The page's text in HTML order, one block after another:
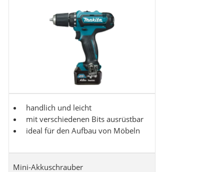
handlich und leicht
mit verschiedenen Bits ausrüstbar
ideal für den Aufbau von Möbeln
Mini-Akkuschrauber